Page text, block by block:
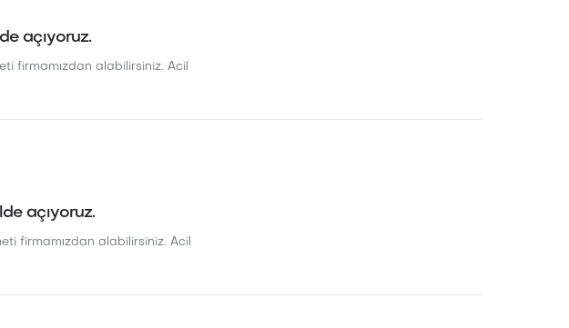
açıyoruz.
firmamızdan alabilirsiniz. Acil
açıyoruz.
firmamızdan alabilirsiniz. Acil